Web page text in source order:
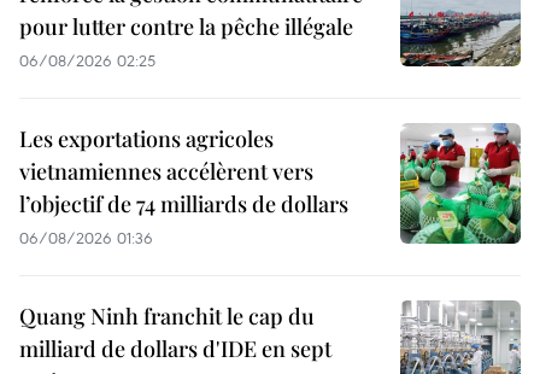
pour lutter contre la pêche illégale
06/08/2026 02:25
Les exportations agricoles
vietnamiennes accélèrent vers
l’objectif de 74 milliards de dollars
06/08/2026 01:36
Quang Ninh franchit le cap du
milliard de dollars d'IDE en sept